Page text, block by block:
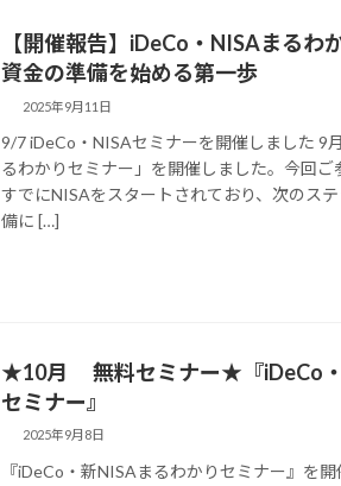
【開催報告】iDeCo・NISAまるわ
資金の準備を始める第一歩
2025年9月11日
9/7 iDeCo・NISAセミナーを開催しました 9
るわかりセミナー」を開催しました。今回ご
すでにNISAをスタートされており、次のス
備に […]
★10月 無料セミナー★『iDeCo・
セミナー』
2025年9月8日
『iDeCo・新NISAまるわかりセミナー』を